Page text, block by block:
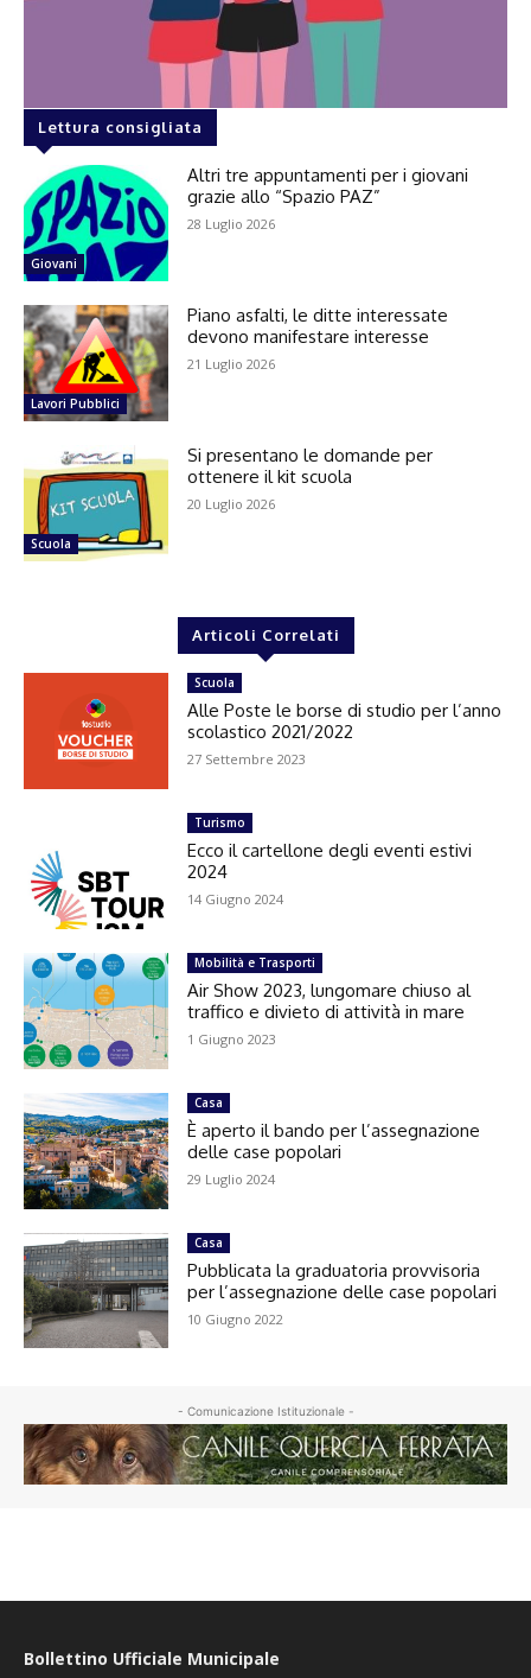
Lettura consigliata
Giovani
Altri tre appuntamenti per i giovani
grazie allo “Spazio PAZ”
28 Luglio 2026
Lavori Pubblici
Piano asfalti, le ditte interessate
devono manifestare interesse
21 Luglio 2026
Scuola
Si presentano le domande per
ottenere il kit scuola
20 Luglio 2026
Articoli Correlati
Scuola
Alle Poste le borse di studio per l’anno
scolastico 2021/2022
27 Settembre 2023
Turismo
Ecco il cartellone degli eventi estivi
2024
14 Giugno 2024
Mobilità e Trasporti
Air Show 2023, lungomare chiuso al
traffico e divieto di attività in mare
1 Giugno 2023
Casa
È aperto il bando per l’assegnazione
delle case popolari
29 Luglio 2024
Casa
Pubblicata la graduatoria provvisoria
per l’assegnazione delle case popolari
10 Giugno 2022
- Comunicazione Istituzionale -
Bollettino Ufficiale Municipale